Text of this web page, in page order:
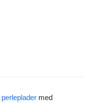
perleplader med